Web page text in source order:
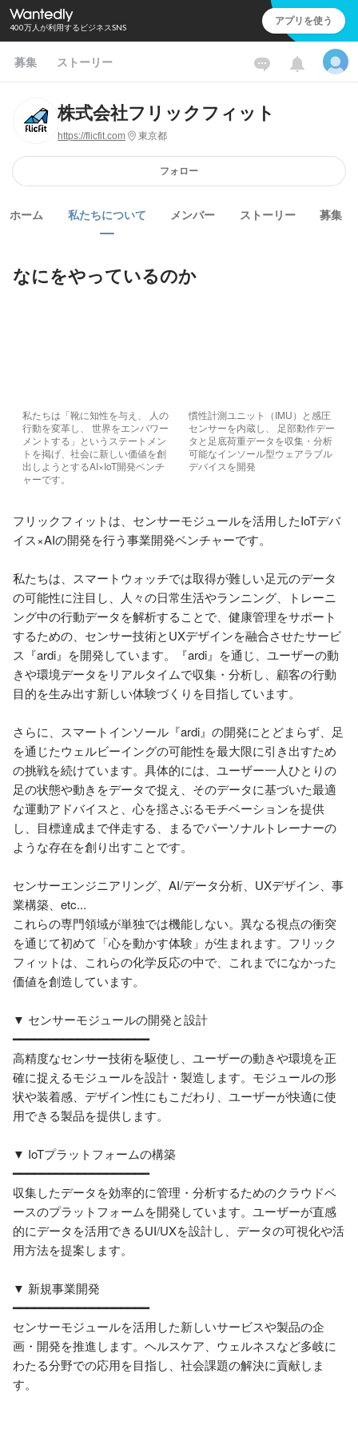
400万人が利用するビジネスSNS アプリを使う
募集 ストーリー
株式会社フリックフィット
https://flicfit.com 東京都
フォロー
ホーム 私たちについて メンバー ストーリー 募集
なにをやっているのか
私たちは「靴に知性を与え、 人の
行動を変革し、 世界をエンパワー
メントする」というステートメン
トを掲げ、社会に新しい価値を創
出しようとするAI×IoT開発ベンチ
ャーです。
慣性計測ユニット（IMU）と感圧
センサーを内蔵し、 足部動作デー
タと足底荷重データを収集・分析
可能なインソール型ウェアラブル
デバイスを開発
フリックフィットは、センサーモジュールを活用したIoTデバ
イス×AIの開発を行う事業開発ベンチャーです。
私たちは、スマートウォッチでは取得が難しい足元のデータ
の可能性に注目し、人々の日常生活やランニング、トレーニ
ング中の行動データを解析することで、健康管理をサポート
するための、センサー技術とUXデザインを融合させたサービ
ス『ardi』を開発しています。『ardi』を通じ、ユーザーの動
きや環境データをリアルタイムで収集・分析し、顧客の行動
目的を生み出す新しい体験づくりを目指しています。
さらに、スマートインソール『ardi』の開発にとどまらず、足
を通じたウェルビーイングの可能性を最大限に引き出すため
の挑戦を続けています。具体的には、ユーザー一人ひとりの
足の状態や動きをデータで捉え、そのデータに基づいた最適
な運動アドバイスと、心を揺さぶるモチベーションを提供
し、目標達成まで伴走する、まるでパーソナルトレーナーの
ような存在を創り出すことです。
センサーエンジニアリング、AI/データ分析、UXデザイン、事
業構築、etc...
これらの専門領域が単独では機能しない。異なる視点の衝突
を通じて初めて「心を動かす体験」が生まれます。フリック
フィットは、これらの化学反応の中で、これまでになかった
価値を創造しています。
▼ センサーモジュールの開発と設計
━━━━━━━━━━━━━━━━━━━
高精度なセンサー技術を駆使し、ユーザーの動きや環境を正
確に捉えるモジュールを設計・製造します。モジュールの形
状や装着感、デザイン性にもこだわり、ユーザーが快適に使
用できる製品を提供します。
▼ IoTプラットフォームの構築
━━━━━━━━━━━━━━━━━━━
収集したデータを効率的に管理・分析するためのクラウドベ
ースのプラットフォームを開発しています。ユーザーが直感
的にデータを活用できるUI/UXを設計し、データの可視化や活
用方法を提案します。
▼ 新規事業開発
━━━━━━━━━━━━━━━━━━━
センサーモジュールを活用した新しいサービスや製品の企
画・開発を推進します。ヘルスケア、ウェルネスなど多岐に
わたる分野での応用を目指し、社会課題の解決に貢献しま
す。